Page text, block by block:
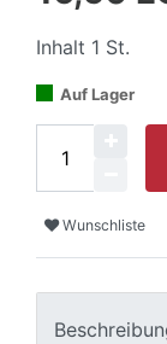
Inhalt 1 St.
Auf Lager
Wunschliste